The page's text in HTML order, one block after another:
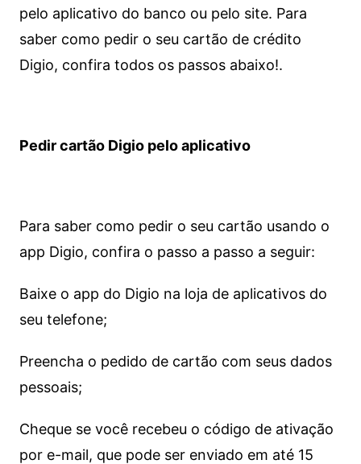
pelo aplicativo do banco ou pelo site. Para
saber como pedir o seu cartão de crédito
Digio, confira todos os passos abaixo!.
Pedir cartão Digio pelo aplicativo
Para saber como pedir o seu cartão usando o
app Digio, confira o passo a passo a seguir:
Baixe o app do Digio na loja de aplicativos do
seu telefone;
Preencha o pedido de cartão com seus dados
pessoais;
Cheque se você recebeu o código de ativação
por e-mail, que pode ser enviado em até 15